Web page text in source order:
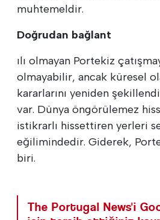
muhtemeldir.
Doğrudan bağlant
ılı olmayan Portekiz
olmayabilir, ancak küresel
kararlarını yeniden
var. Dünya öngörülemez
istikrarlı hissettiren yerleri
eğilimindedir. Giderek,
biri.
The Portugal News'i